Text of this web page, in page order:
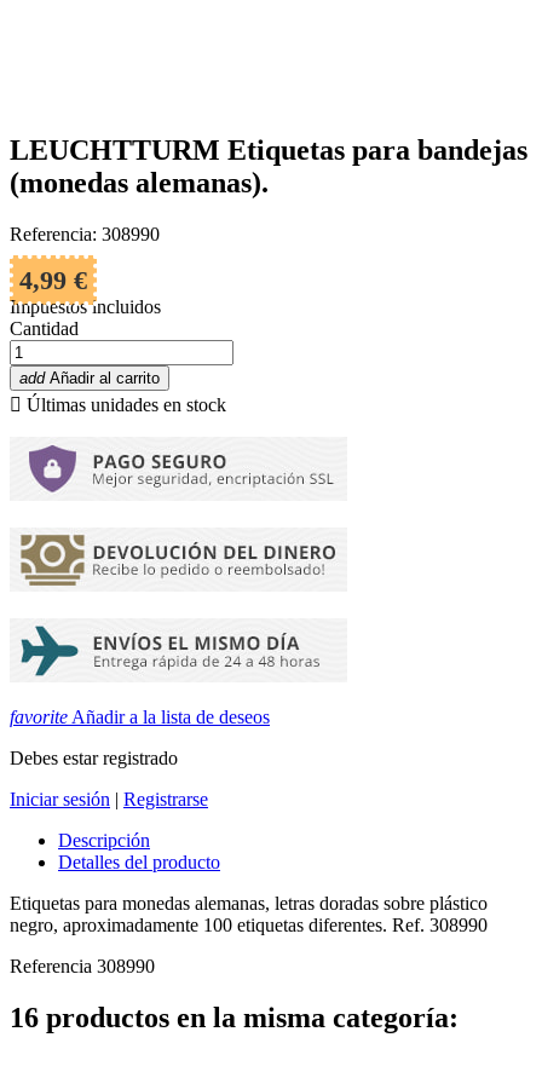
LEUCHTTURM Etiquetas para bandejas
(monedas alemanas).
Referencia: 308990
4,99 €
Impuestos incluidos
Cantidad
add Añadir al carrito
 Últimas unidades en stock
favorite Añadir a la lista de deseos
Debes estar registrado
Iniciar sesión | Registrarse
Descripción
Detalles del producto
Etiquetas para monedas alemanas, letras doradas sobre plástico
negro, aproximadamente 100 etiquetas diferentes. Ref. 308990
Referencia 308990
16 productos en la misma categoría: